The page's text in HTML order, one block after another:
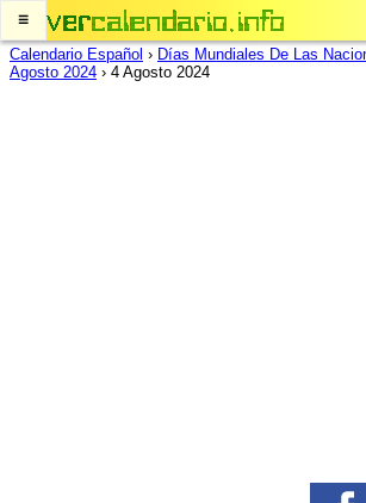
≡
Calendario Español › Días Mundiales De Las
Agosto 2024 › 4 Agosto 2024